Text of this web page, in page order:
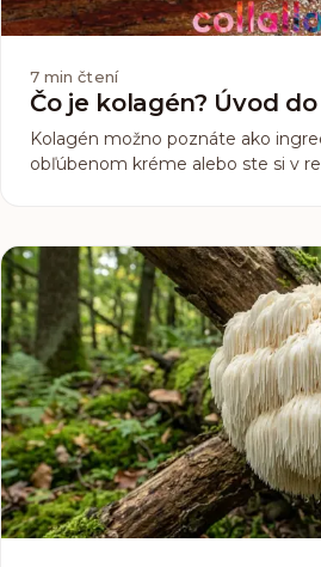
7 min čtení
Čo je kolagén? Úvod
Kolagén možno poznáte ako
obľúbenom kréme alebo ste si v